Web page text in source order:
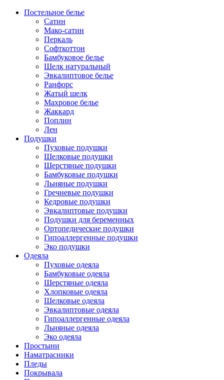
Постельное белье
Сатин
Мако-сатин
Перкаль
Софткоттон
Бамбуковое белье
Шелк натуральный
Эвкалиптовое белье
Ранфорс
Жатый шелк
Махровое белье
Жаккард
Поплин
Лен
Подушки
Пуховые подушки
Шелковые подушки
Шерстяные подушки
Бамбуковые подушки
Льняные подушки
Гречневые подушки
Кедровые подушки
Эвкалиптовые подушки
Подушки для беременных
Ортопедические подушки
Гипоаллергенные подушки
Эко подушки
Одеяла
Пуховые одеяла
Бамбуковые одеяла
Шерстяные одеяла
Хлопковые одеяла
Шелковые одеяла
Эвкалиптовые одеяла
Гипоаллергенные одеяла
Льняные одеяла
Эко одеяла
Простыни
Наматрасники
Пледы
Покрывала